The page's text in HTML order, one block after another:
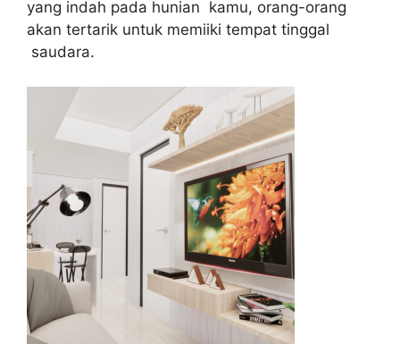
yang indah pada hunian kamu, orang-orang
akan tertarik untuk memiiki tempat tinggal
saudara.